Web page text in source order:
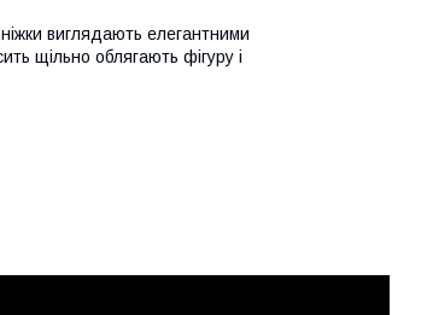
виглядають елегантними
щільно облягають фігуру і